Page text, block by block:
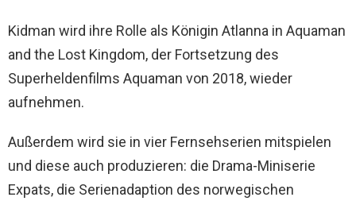
Kidman wird ihre Rolle als Königin Atlanna in Aquaman
and the Lost Kingdom, der Fortsetzung des
Superheldenfilms Aquaman von 2018, wieder
aufnehmen.
Außerdem wird sie in vier Fernsehserien mitspielen
und diese auch produzieren: die Drama-Miniserie
Expats, die Serienadaption des norwegischen